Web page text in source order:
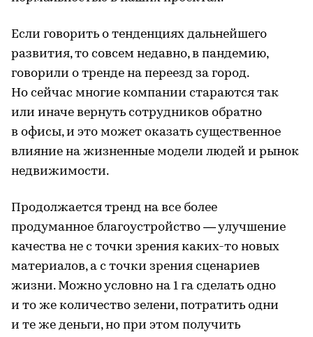
Если говорить о тенденциях дальнейшего
развития, то совсем недавно, в пандемию,
говорили о тренде на переезд за город.
Но сейчас многие компании стараются так
или иначе вернуть сотрудников обратно
в офисы, и это может оказать существенное
влияние на жизненные модели людей и рынок
недвижимости.
Продолжается тренд на все более
продуманное благоустройство — улучшение
качества не с точки зрения каких-то новых
материалов, а с точки зрения сценариев
жизни. Можно условно на 1 га сделать одно
и то же количество зелени, потратить одни
и те же деньги, но при этом получить